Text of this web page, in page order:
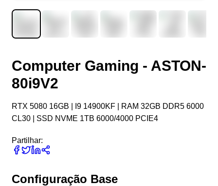
Computer Gaming - ASTON-
80i9V2
RTX 5080 16GB | I9 14900KF | RAM 32GB DDR5 6000
CL30 | SSD NVME 1TB 6000/4000 PCIE4
Partilhar:
Configuração Base